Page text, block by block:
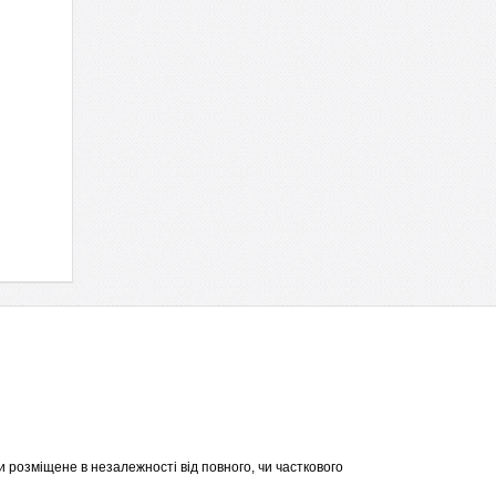
в незалежності від повного, чи часткового